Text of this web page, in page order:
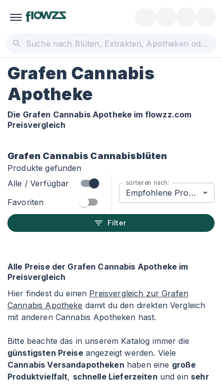
Grafen Cannabis
Apotheke
Die Grafen Cannabis Apotheke im flowzz.com
Preisvergleich
Grafen Cannabis Cannabisblüten
Produkte gefunden
Alle / Verfügbar
Favoriten
sortieren nach:
Empfohlene Produkte
Filter
Alle Preise der Grafen Cannabis Apotheke im
Preisvergleich
Hier findest du einen Preisvergleich zur Grafen
Cannabis Apotheke damit du den direkten Vergleich
mit anderen Cannabis Apotheken hast.
Bitte beachte das in unserem Katalog immer die
günstigsten Preiseangezeigt werden. Viele
Cannabis Versandapotheken haben eine große
Produktvielfalt, schnelle Lieferzeiten und ein sehr